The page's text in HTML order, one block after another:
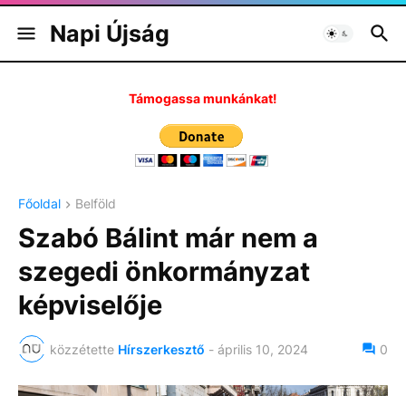
Napi Újság
Támogassa munkánkat!
Főoldal Belföld
Szabó Bálint már nem a
szegedi önkormányzat
képviselője
közzétette Hírszerkesztő - április 10, 2024 0